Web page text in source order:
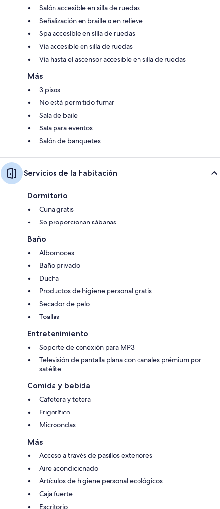
Salón accesible en silla de ruedas
Señalización en braille o en relieve
Spa accesible en silla de ruedas
Vía accesible en silla de ruedas
Vía hasta el ascensor accesible en silla de ruedas
Más
3 pisos
No está permitido fumar
Sala de baile
Sala para eventos
Salón de banquetes
Servicios de la habitación
Dormitorio
Cuna gratis
Se proporcionan sábanas
Baño
Albornoces
Baño privado
Ducha
Productos de higiene personal gratis
Secador de pelo
Toallas
Entretenimiento
Soporte de conexión para MP3
Televisión de pantalla plana con canales prémium por
satélite
Comida y bebida
Cafetera y tetera
Frigorífico
Microondas
Más
Acceso a través de pasillos exteriores
Aire acondicionado
Artículos de higiene personal ecológicos
Caja fuerte
Escritorio